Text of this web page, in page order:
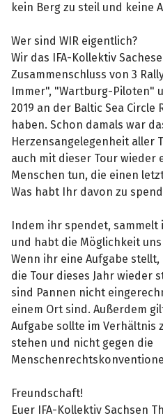
kein Berg zu steil und keine
Wer sind WIR eigentlich?
Wir das IFA-Kollektiv
Zusammenschluss von 3
Immer", "Wartburg-Piloten"
2019 an der Baltic Sea Circle
haben. Schon damals war
Herzensangelegenheit aller
auch mit dieser Tour wieder
Menschen tun, die einen
Was habt Ihr davon zu
Indem ihr spendet,
und habt die Möglichkeit
Wenn ihr eine Aufgabe
die Tour dieses Jahr wieder
sind Pannen nicht
einem Ort sind. Außerdem
Aufgabe sollte im Verhältnis
stehen und nicht gegen die
Freundschaft!
Euer IFA-Kollektiv Sachsen